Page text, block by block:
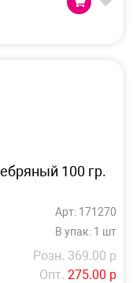
100 гр.
Арт: 171270
В упак: 1 шт
Розн. 369.00 р
Опт. 275.00 р